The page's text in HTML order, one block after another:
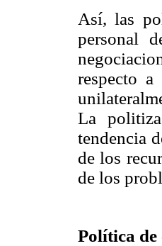
Así, las
personal
respecto
La
tendencia
de los
de los
Política de